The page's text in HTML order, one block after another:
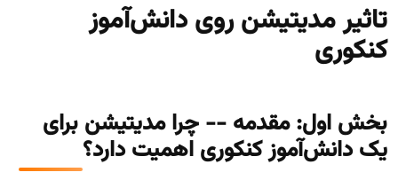
تاثیر مدیتیشن روی دانش‌آموز
کنکوری
بخش اول: مقدمه -- چرا مدیتیشن برای
یک دانش‌آموز کنکوری اهمیت دارد؟